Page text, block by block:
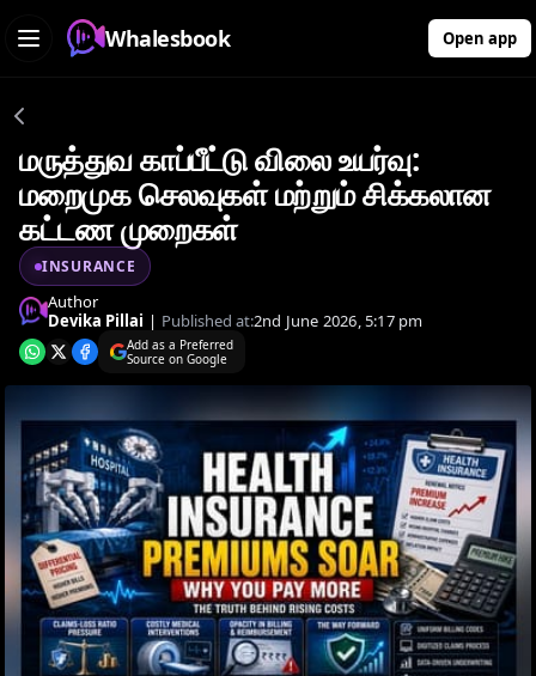
Whalesbook Open app
மருத்துவ காப்பீட்டு விலை உயர்வு:
மறைமுக செலவுகள் மற்றும் சிக்கலான
கட்டண முறைகள்
INSURANCE
Author
Devika Pillai | Published at:2nd June 2026, 5:17 pm
Add as a Preferred
Source on Google